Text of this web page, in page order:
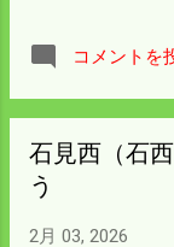
コメントを
石見西（石
う
2月 03, 2026